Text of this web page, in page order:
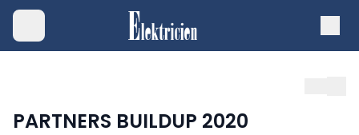
PARTNERS BUILDUP 2020